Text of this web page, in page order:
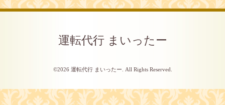
運転代行 まいったー
©2026 運転代行 まいったー . All Rights Reserved.